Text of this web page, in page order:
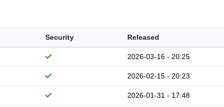
Security Released
2026-03-16 - 20:25
2026-02-15 - 20:23
2026-01-31 - 17:48